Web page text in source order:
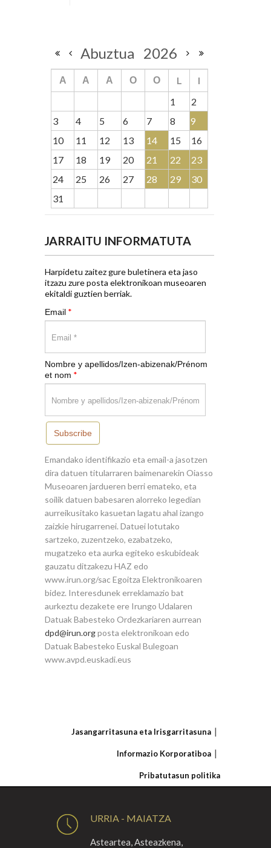
Abuztua 2026
A A A O O L
I
1
2
3
4 5 6 7 8
9
10
11 12 13 14 15
16
17
18 19 20 21 22
23
24
25 26 27 28 29
30
31
JARRAITU INFORMATUTA
Harpidetu zaitez gure buletinera eta jaso
itzazu zure posta elektronikoan museoaren
ekitaldi guztien berriak.
Email *
Nombre y apellidos/Izen-abizenak/Prénom
et nom *
Subscribe
Emandako identifikazio eta email-a jasotzen
dira datuen titularraren baimenarekin Oiasso
Museoaren jardueren berri emateko, eta
soilik datuen babesaren alorreko legedian
aurreikusitako kasuetan lagatu ahal izango
zaizkie hirugarrenei. Datuei lotutako
sartzeko, zuzentzeko, ezabatzeko,
mugatzeko eta aurka egiteko eskubideak
gauzatu ditzakezu HAZ edo
www.irun.org/sac Egoitza Elektronikoaren
bidez. Interesdunek erreklamazio bat
aurkeztu dezakete ere Irungo Udalaren
Datuak Babesteko Ordezkariaren aurrean
dpd@irun.orgposta elektronikoan edo
Datuak Babesteko Euskal Bulegoan
www.avpd.euskadi.eus
Jasangarritasuna eta Irisgarritasuna
Informazio Korporatiboa
Pribatutasun politika
URRIA - MAIATZA
Asteartea, Asteazkena,